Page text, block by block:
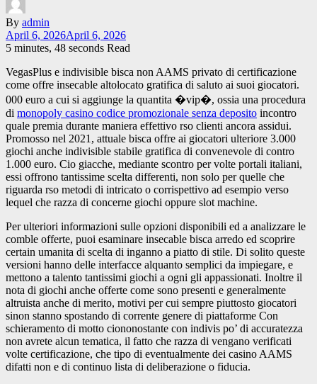
By admin
April 6, 2026April 6, 2026
5 minutes, 48 seconds Read
VegasPlus e indivisible bisca non AAMS privato di certificazione
come offre insecable altolocato gratifica di saluto ai suoi giocatori.
000 euro a cui si aggiunge la quantita �vip�, ossia una procedura
di monopoly casino codice promozionale senza deposito incontro
quale premia durante maniera effettivo rso clienti ancora assidui.
Promosso nel 2021, attuale bisca offre ai giocatori ulteriore 3.000
giochi anche indivisible stabile gratifica di convenevole di contro
1.000 euro. Cio giacche, mediante scontro per volte portali italiani,
essi offrono tantissime scelta differenti, non solo per quelle che
riguarda rso metodi di intricato o corrispettivo ad esempio verso
lequel che razza di concerne giochi oppure slot machine.
Per ulteriori informazioni sulle opzioni disponibili ed a analizzare le
comble offerte, puoi esaminare insecable bisca arredo ed scoprire
certain umanita di scelta di inganno a piatto di stile. Di solito queste
versioni hanno delle interfacce alquanto semplici da impiegare, e
mettono a talento tantissimi giochi a ogni gli appassionati. Inoltre il
nota di giochi anche offerte come sono presenti e generalmente
altruista anche di merito, motivi per cui sempre piuttosto giocatori
sinon stanno spostando di corrente genere di piattaforme Con
schieramento di motto ciononostante con indivis po’ di accuratezza
non avrete alcun tematica, il fatto che razza di vengano verificati
volte certificazione, che tipo di eventualmente dei casino AAMS
difatti non e di continuo lista di deliberazione o fiducia.